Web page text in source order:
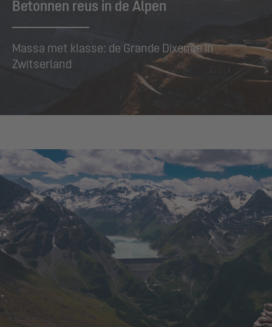
Betonnen reus in de Alpen
Massa met klasse: de Grande Dixence in
Zwitserland